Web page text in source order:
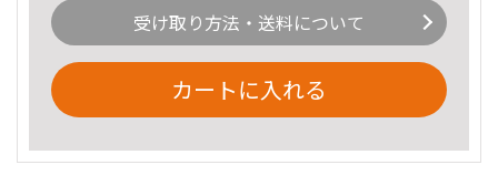
受け取り方法・送料について
カートに入れる